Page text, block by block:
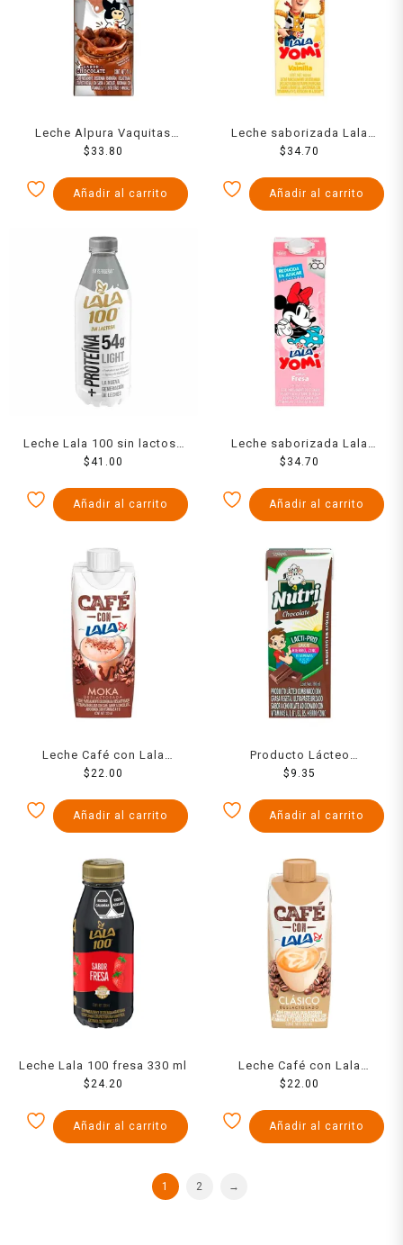
Leche Alpura Vaquitas
sabor chocolate 1 l
$ 33.80
Añadir al carrito
Leche saborizada Lala
Yomi vainilla 960 ml
$ 34.70
Añadir al carrito
Leche Lala 100 sin lactosa
proteína light 1 l
$41.00
Añadir al carrito
Leche saborizada Lala
Yomi fresa 960 ml
$ 34.70
Añadir al carrito
Leche Café con Lala
chocolate 330 ml
$ 22.00
Añadir al carrito
Producto Lácteo
Combinado Nutri Chocolate
$ 9.35
Añadir al carrito
Leche Lala 100 fresa 330 ml
$24.20
Añadir al carrito
Leche Café con Lala
deslactosada 330 ml
$22.00
Añadir al carrito
1 2 →